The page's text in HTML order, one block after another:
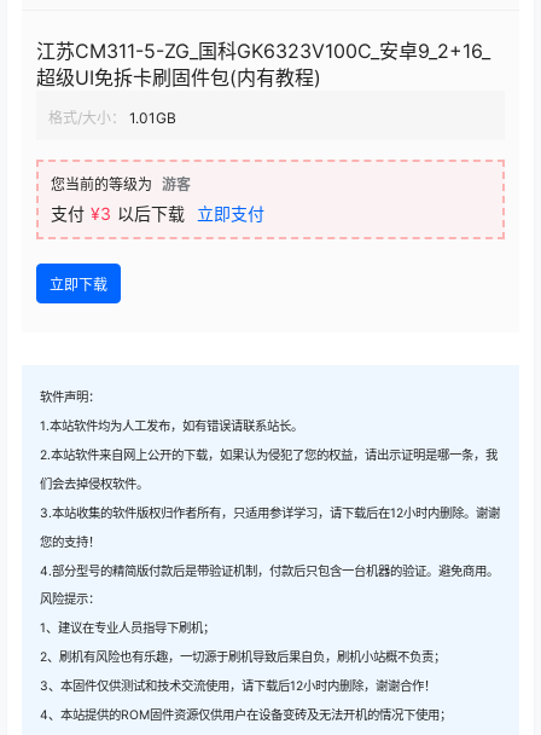
江苏CM311-5-ZG_国科GK6323V100C_安卓9_2+16_
超级UI免拆卡刷固件包(内有教程)
格式/大小： 1.01GB
您当前的等级为 游客
支付 ¥3 以后下载 立即支付
立即下载
软件声明：
1.本站软件均为人工发布，如有错误请联系站长。
2.本站软件来自网上公开的下载，如果认为侵犯了您的权益，请出示证明是哪一条，我
们会去掉侵权软件。
3.本站收集的软件版权归作者所有，只适用参详学习，请下载后在12小时内删除。谢谢
您的支持！
4.部分型号的精简版付款后是带验证机制，付款后只包含一台机器的验证。避免商用。
风险提示：
1、建议在专业人员指导下刷机；
2、刷机有风险也有乐趣，一切源于刷机导致后果自负，刷机小站概不负责；
3、本固件仅供测试和技术交流使用，请下载后12小时内删除，谢谢合作！
4、本站提供的ROM固件资源仅供用户在设备变砖及无法开机的情况下使用；